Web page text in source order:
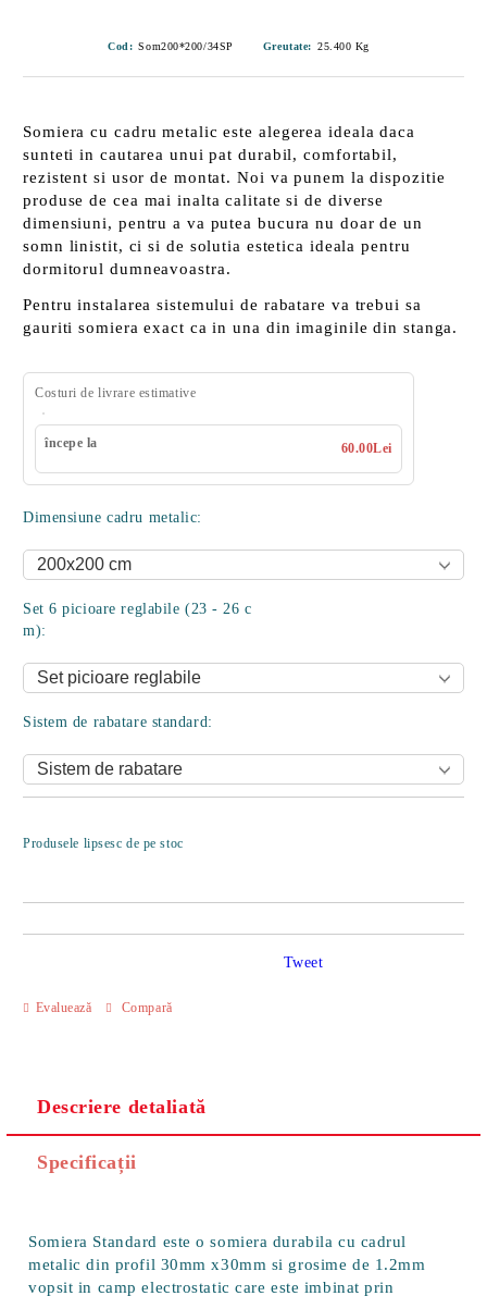
Cod: Som200*200/34SP Greutate: 25.400 Kg
Somiera cu cadru metalic este alegerea ideala daca
sunteti in cautarea unui pat durabil, comfortabil,
rezistent si usor de montat. Noi va punem la dispozitie
produse de cea mai inalta calitate si de diverse
dimensiuni, pentru a va putea bucura nu doar de un
somn linistit, ci si de solutia estetica ideala pentru
dormitorul dumneavoastra.
Pentru instalarea sistemului de rabatare va trebui sa
gauriti somiera exact ca in una din imaginile din stanga.
Costuri de livrare estimative
începe la 60.00Lei
Dimensiune cadru metalic:
Set 6 picioare reglabile (23 - 26 c
m):
Sistem de rabatare standard:
Produsele lipsesc de pe stoc
Evaluează Compară
Tweet
Descriere detaliată
Specificații
Somiera Standard este o somiera durabila cu cadrul
metalic din profil 30mm x30mm si grosime de 1.2mm
vopsit in camp electrostatic care este imbinat prin